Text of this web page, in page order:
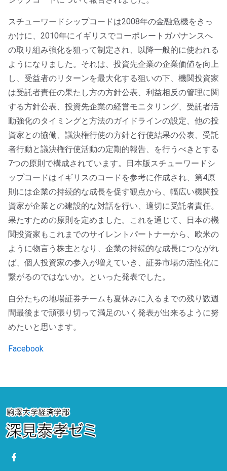
スチューワードシップコードは2008年の金融危機をきっ
かけに、2010年にイギリスでコーポレートガバナンスへ
の取り組み強化を狙って制定され、以降一般的に使われる
ようになりました。それは、投資先企業の企業価値を向上
し、受益者のリターンを最大化する狙いの下、機関投資家
は受託者責任の果たし方の方針公表、利益相反の管理に関
する方針公表、投資先企業の経営モニタリング、受託者活
動強化のタイミングと方法のガイドラインの設定、他の投
資家との協働、議決権行使の方針と行使結果の公表、受託
者行動と議決権行使活動の定期的報告、を行うべきとする
7つの原則で構成されています。日本版スチューワードシ
ップコードはイギリスのコードを参考に作成され、第4原
則には企業の持続的な成長を促す観点から、幅広い機関投
資家が企業との建設的な対話を行い、適切に受託者責任。
果たすための原則を定めました。これを通じて、日本の機
関投資家もこれまでのサイレントパートナーから、欧米の
ように物言う株主となり、企業の持続的な成長につながれ
ば、個人投資家の参入が増えていき、証券市場の活性化に
繋がるのではないか。といった発表でした。
自分たちの地場証券チームも夏休みに入るまでの残り数週
間最後まで頑張り切って満足のいく発表が出来るように努
めたいと思います。
Facebook